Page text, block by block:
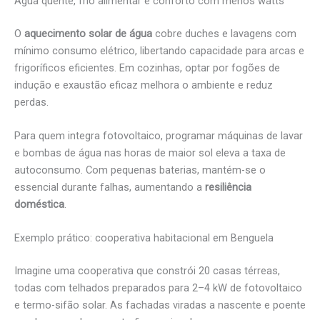
O aquecimento solar de água cobre duches e lavagens com
mínimo consumo elétrico, libertando capacidade para arcas e
frigoríficos eficientes. Em cozinhas, optar por fogões de
indução e exaustão eficaz melhora o ambiente e reduz
perdas.
Para quem integra fotovoltaico, programar máquinas de lavar
e bombas de água nas horas de maior sol eleva a taxa de
autoconsumo. Com pequenas baterias, mantém-se o
essencial durante falhas, aumentando a resiliência
doméstica.
Exemplo prático: cooperativa habitacional em Benguela
Imagine uma cooperativa que constrói 20 casas térreas,
todas com telhados preparados para 2–4 kW de fotovoltaico
e termo-sifão solar. As fachadas viradas a nascente e poente